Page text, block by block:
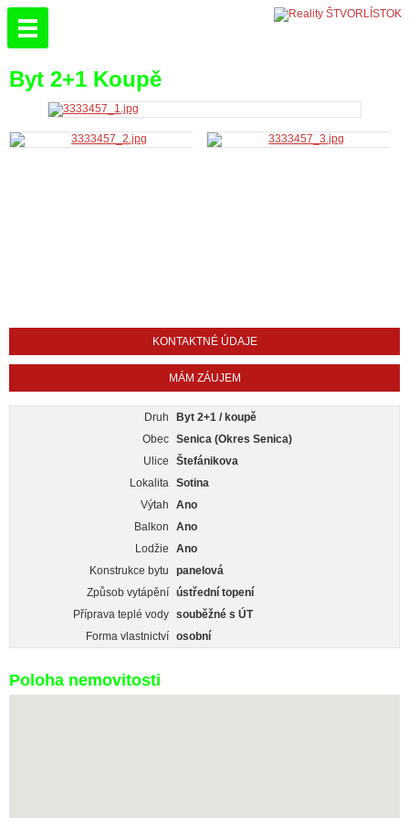
Byt 2+1 Koupě
KONTAKTNÉ ÚDAJE
MÁM ZÁUJEM
Druh
Byt 2+1 / koupě
Obec Senica (Okres Senica)
Ulice
Štefánikova
Lokalita Sotina
Výtah
Ano
Balkon
Ano
Lodžie
Ano
Konstrukce bytu
panelová
Způsob vytápění ústřední topení
Příprava teplé vody souběžné s ÚT
Forma vlastnictví osobní
Poloha nemovitosti